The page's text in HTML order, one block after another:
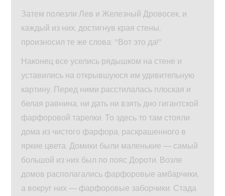
Затем полезли Лев и Железный Дровосек, и
каждый из них, достигнув края стены,
произносил те же слова: "Вот это да!"
Наконец все уселись рядышком на стене и
уставились на открывшуюся им удивительную
картину. Перед ними расстилалась плоская и
белая равнина, ни дать ни взять дно гигантской
фарфоровой тарелки. То здесь то там стояли
дома из чистого фарфора, раскрашенного в
яркие цвета. Домики были маленькие — самый
большой из них был по пояс Дороти. Возле
домов располагались фарфоровые амбарчики,
а вокруг них — фарфоровые заборчики. Стада